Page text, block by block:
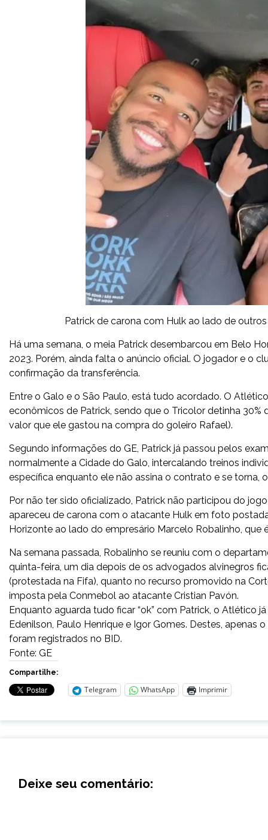
Patrick de carona com Hulk ao lado de
Há uma semana, o meia Patrick desembarcou em Belo
2023. Porém, ainda falta o anúncio oficial. O jogador e o
confirmação da transferência.
Entre o Galo e o São Paulo, está tudo acordado. O
econômicos de Patrick , sendo que o Tricolor detinha
valor que ele gastou na compra do goleiro Rafael).
Segundo informações do GE, Patrick já passou pelos
normalmente a Cidade do Galo, intercalando treinos
específica enquanto ele não assina o contrato e se torna,
Por não ter sido oficializado, Patrick não participou do
apareceu de carona com o atacante Hulk em foto
Horizonte ao lado do empresário Marcelo Robalinho, que
Na semana passada, Robalinho se reuniu com o
quinta-feira, um dia depois de os advogados alvinegros
(protestada na Fifa), quanto no recurso promovido na
imposta pela Conmebol ao atacante Cristian Pavón.
Enquanto aguarda tudo ficar “ok” com Patrick, o Atlético
Edenilson, Paulo Henrique e Igor Gomes. Destes,
foram registrados no BID.
Fonte: GE
Compartilhe:
Telegram WhatsApp Imprimir
Deixe seu comentário: